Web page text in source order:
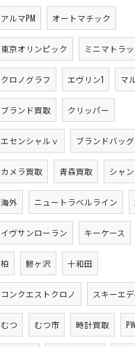
アルマPM オートマチック
東京オリンピック ミニマトラ
クロノグラフ エヴリン1 マ
ブランド買取 クリッパー
エセンシャルｖ ブランドバッグ
カメラ買取 青森買取 シャ
海外 ニュートラベルライン
イヴサンローラン キーケース
柏 鯵ヶ沢 十和田
コンクエストクロノ スキーエ
むつ むつ市 時計買取